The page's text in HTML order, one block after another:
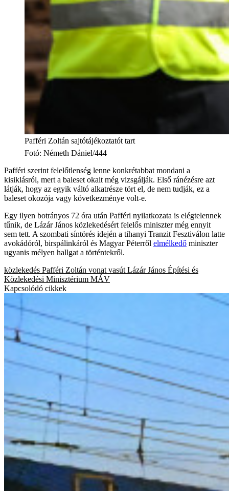
Pafféri Zoltán sajtótájékoztatót tart
Fotó: Németh Dániel/444
Pafféri szerint felelőtlenség lenne konkrétabbat mondani a
kisiklásról, mert a baleset okait még vizsgálják. Első ránézésre azt
látják, hogy az egyik váltó alkatrésze tört el, de nem tudják, ez a
baleset okozója vagy következménye volt-e.
Egy ilyen botrányos 72 óra után Pafféri nyilatkozata is elégtelennek
tűnik, de Lázár János közlekedésért felelős miniszter még ennyit
sem tett. A szombati síntörés idején a tihanyi Tranzit Fesztiválon latte
avokádóról, birspálinkáról és Magyar Péterről elmélkedő miniszter
ugyanis mélyen hallgat a történtekről.
közlekedés Pafféri Zoltán vonat vasút Lázár János Építési és
Közlekedési Minisztérium MÁV
Kapcsolódó cikkek